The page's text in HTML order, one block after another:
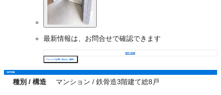
最新情報は、お問合せで確認できます
物件の詳細
フォームでお問い合わせ（無料）
物件情報
種別 / 構造 マンション / 鉄骨造3階建て総8戸